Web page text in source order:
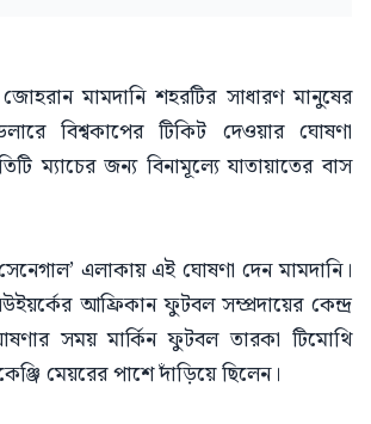
মামদানি শহরটির সাধারণ মানুষের
বিশ্বকাপের টিকিট দেওয়ার ঘোষণা
ম্যাচের জন্য বিনামূল্যে যাতায়াতের বাস
এলাকায় এই ঘোষণা দেন মামদানি।
আফ্রিকান ফুটবল সম্প্রদায়ের কেন্দ্র
সময় মার্কিন ফুটবল তারকা টিমোথি
মেয়রের পাশে দাঁড়িয়ে ছিলেন।